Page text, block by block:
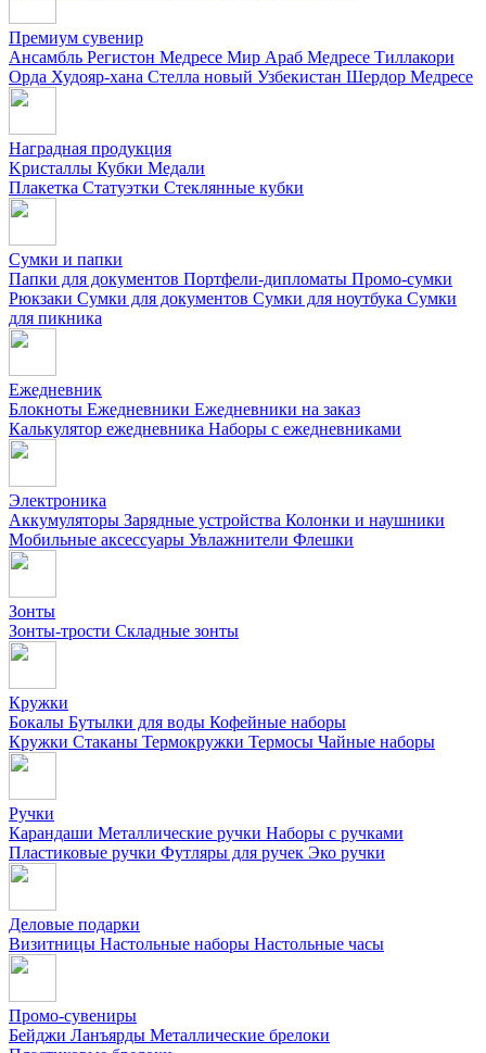
Премиум сувенир
Ансамбль Регистон Медресе Мир Араб Медресе Тиллакори
Орда Худояр-хана Стелла новый Узбекистан Шердор Медресе
Наградная продукция
Kристаллы Кубки Медали
Плакетка Статуэтки Стеклянные кубки
Сумки и папки
Папки для документов Портфели-дипломаты Промо-сумки
Рюкзаки Сумки для документов Сумки для ноутбука Сумки
для пикника
Ежедневник
Блокноты Ежедневники Ежедневники на заказ
Калькулятор ежедневника Наборы с ежедневниками
Электроника
Аккумуляторы Зарядные устройства Колонки и наушники
Мобильные аксессуары Увлажнители Флешки
Зонты
Зонты-трости Складные зонты
Кружки
Бокалы Бутылки для воды Кофейные наборы
Кружки Стаканы Термокружки Термосы Чайные наборы
Ручки
Карандаши Металлические ручки Наборы с ручками
Пластиковые ручки Футляры для ручек Эко ручки
Деловые подарки
Визитницы Настольные наборы Настольные часы
Промо-сувениры
Бейджи Ланъярды Металлические брелоки